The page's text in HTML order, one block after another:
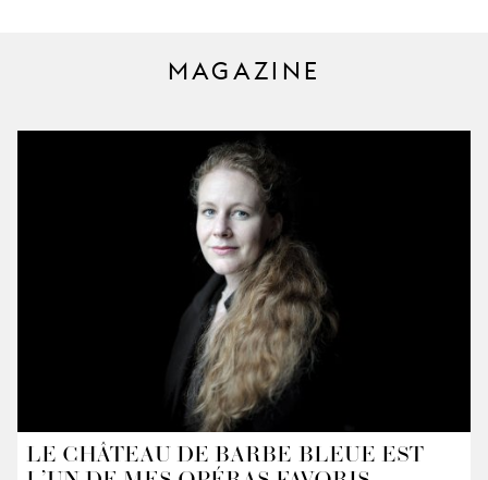
MAGAZINE
LE CHÂTEAU DE BARBE-BLEUE EST